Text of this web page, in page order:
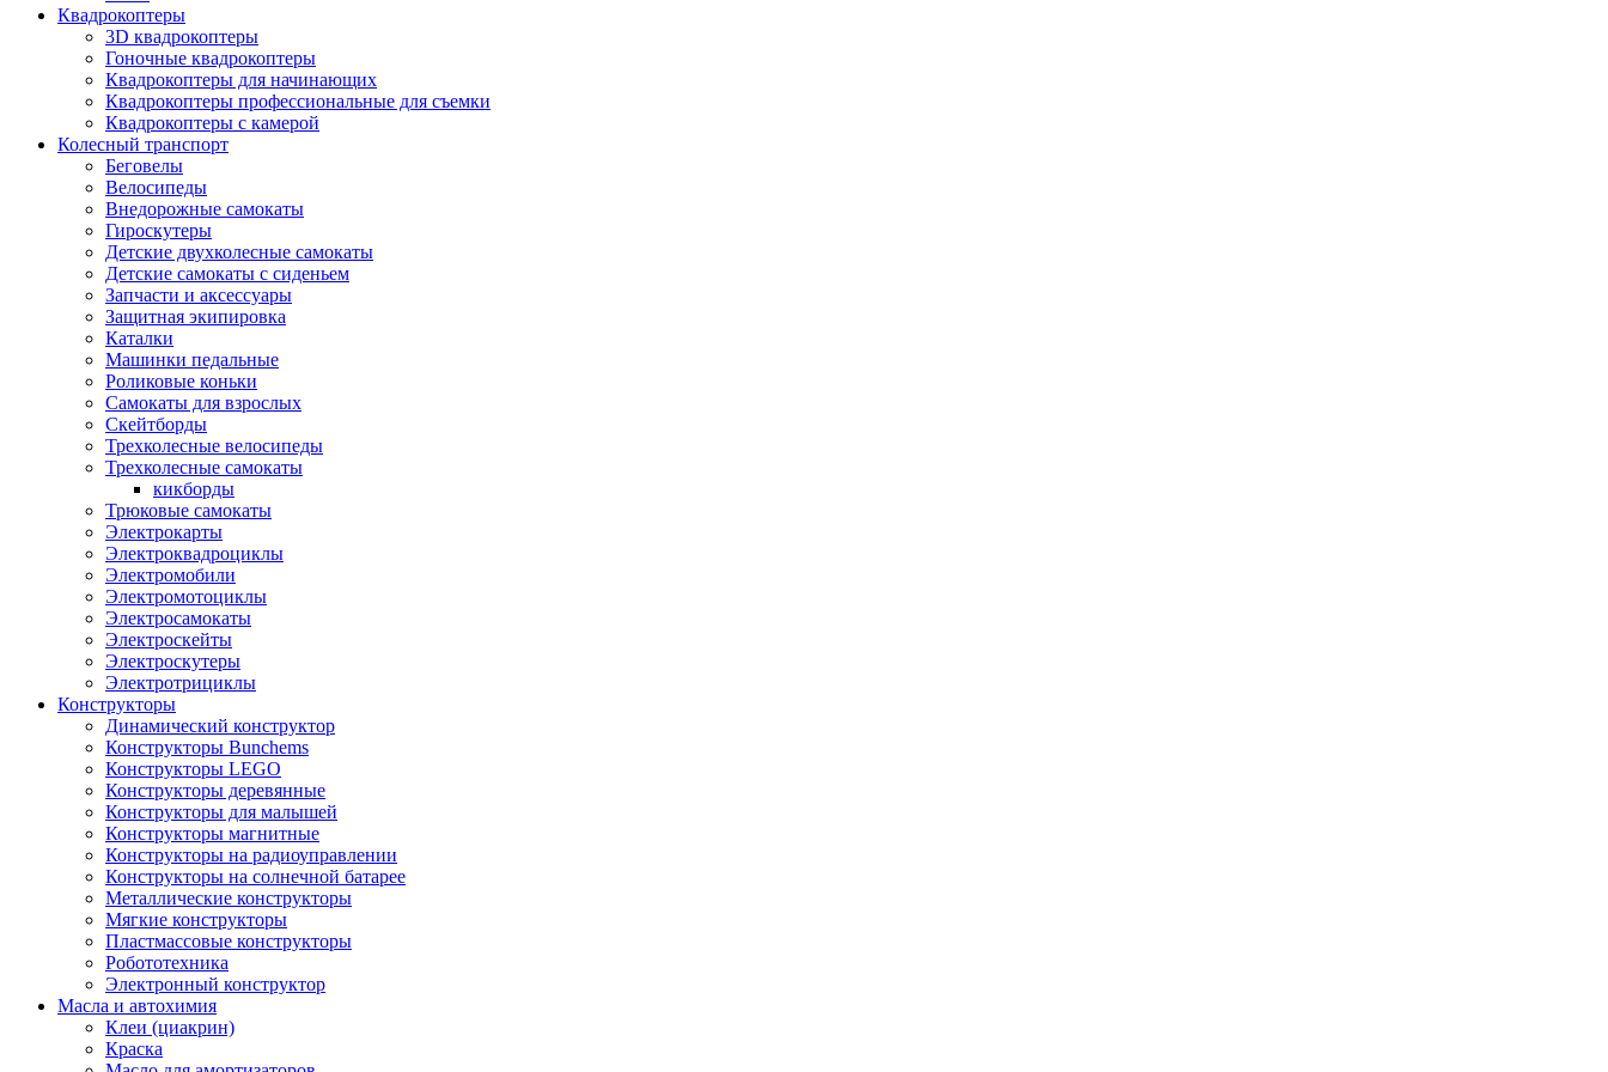
Квадрокоптеры
3D квадрокоптеры
Гоночные квадрокоптеры
Квадрокоптеры для начинающих
Квадрокоптеры профессиональные для съемки
Квадрокоптеры с камерой
Колесный транспорт
Беговелы
Велосипеды
Внедорожные самокаты
Гироскутеры
Детские двухколесные самокаты
Детские самокаты с сиденьем
Запчасти и аксессуары
Защитная экипировка
Каталки
Машинки педальные
Роликовые коньки
Самокаты для взрослых
Скейтборды
Трехколесные велосипеды
Трехколесные самокаты
кикборды
Трюковые самокаты
Электрокарты
Электроквадроциклы
Электромобили
Электромотоциклы
Электросамокаты
Электроскейты
Электроскутеры
Электротрициклы
Конструкторы
Динамический конструктор
Конструкторы Bunchems
Конструкторы LEGO
Конструкторы деревянные
Конструкторы для малышей
Конструкторы магнитные
Конструкторы на радиоуправлении
Конструкторы на солнечной батарее
Металлические конструкторы
Мягкие конструкторы
Пластмассовые конструкторы
Робототехника
Электронный конструктор
Масла и автохимия
Клеи (циакрин)
Краска